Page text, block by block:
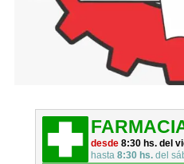
desde8:30 hs. del
hasta8:30 hs. del